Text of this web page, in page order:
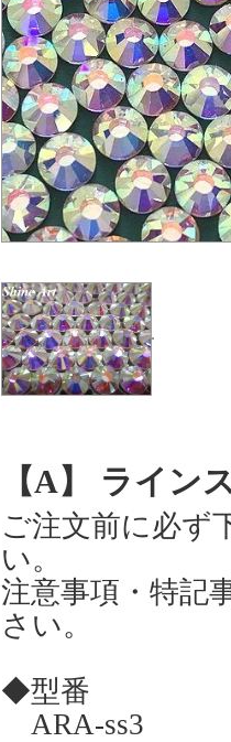
【A】 ライ
ご注文前に必ず
い。
注意事項・特記
さい。
◆型番
ARA-ss3